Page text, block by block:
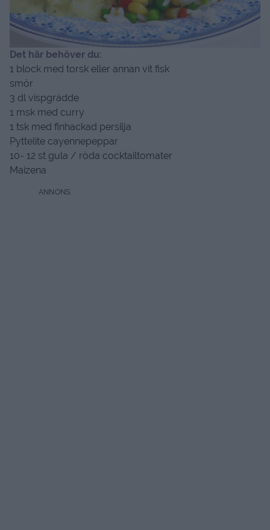
Det här behöver du:
1 block med torsk eller annan vit fisk
smör
3 dl vispgrädde
1 msk med curry
1 tsk med finhackad persilja
Pyttelite cayennepeppar
10- 12 st gula / röda cocktailtomater
Maizena